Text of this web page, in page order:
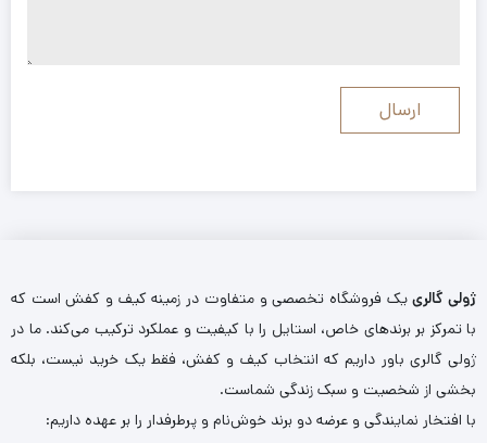
ژولی گالرییک فروشگاه تخصصی و متفاوت در زمینه کیف و کفش است که
با تمرکز بر برندهای خاص، استایل را با کیفیت و عملکرد ترکیب می‌کند. ما در
ژولی گالری باور داریم که انتخاب کیف و کفش، فقط یک خرید نیست، بلکه
بخشی از شخصیت و سبک زندگی شماست.
با افتخار نمایندگی و عرضه دو برند خوش‌نام و پرطرفدار را بر عهده داریم: